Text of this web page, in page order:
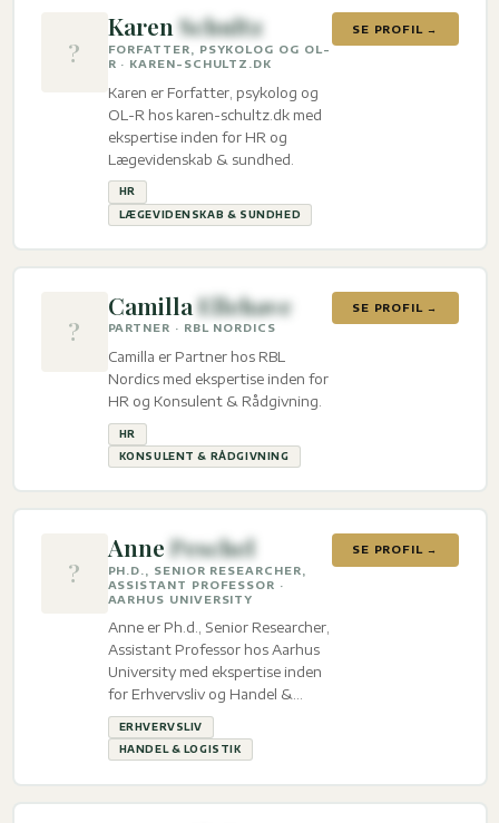
?
Karen Schultz
FORFATTER, PSYKOLOG OG OL-
R · KAREN-SCHULTZ.DK
Karen er Forfatter, psykolog og
OL-R hos karen-schultz.dk med
ekspertise inden for HR og
Lægevidenskab & sundhed.
HR
LÆGEVIDENSKAB & SUNDHED
SE PROFIL →
?
CamillaEllehave
PARTNER · RBL NORDICS
Camilla er Partner hos RBL
Nordics med ekspertise inden for
HR og Konsulent & Rådgivning.
HR
KONSULENT & RÅDGIVNING
SE PROFIL →
?
AnnePeschel
PH.D., SENIOR RESEARCHER,
ASSISTANT PROFESSOR ·
AARHUS UNIVERSITY
Anne er Ph.d., Senior Researcher,
Assistant Professor hos Aarhus
University med ekspertise inden
for Erhvervsliv og Handel &
logistik.
ERHVERVSLIV
HANDEL & LOGISTIK
SE PROFIL →